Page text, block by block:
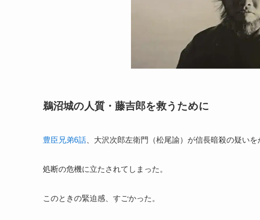
鵜沼城の人質・藤吉郎を救うために
豊臣兄弟6話 、大沢次郎左衛門（松尾諭）が信長暗殺の疑いを
処断の危機に立たされてしまった。
このときの緊迫感、すごかった。